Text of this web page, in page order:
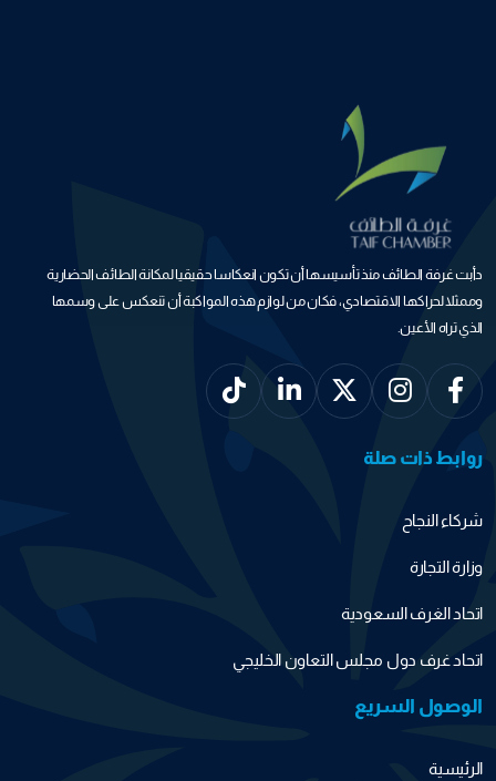
دأبت غرفة الطائف منذ تأسيسها أن تكون انعكاسا حقيقيا لمكانة الطائف الحضارية
وممثلا لحراكها الاقتصادي، فكان من لوازم هذه المواكبة أن تنعكس على وسمها
الذي تراه الأعين.
روابط ذات صلة
شركاء النجاح
وزارة التجارة
اتحاد الغرف السعودية
اتحاد غرف دول مجلس التعاون الخليجي
الوصول السريع
الرئيسية